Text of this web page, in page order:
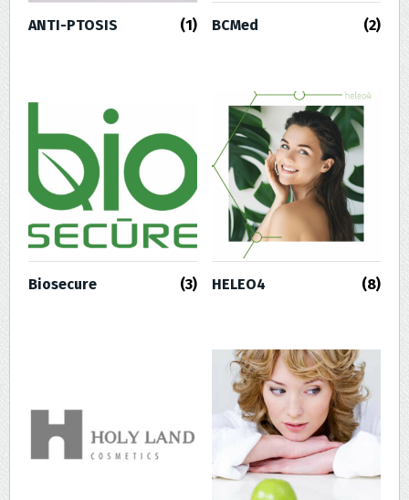
ANTI-PTOSIS (1) BCMed (2)
Biosecure (3) HELEO4 (8)